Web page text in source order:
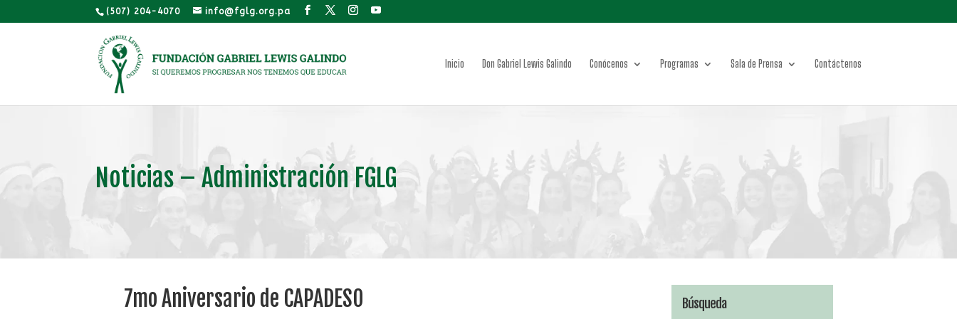
(507) 204-4070 info@fglg.org.pa
Inicio Don Gabriel Lewis Galindo Conócenos Programas Sala de Prensa Contáctenos
Noticias – Administración FGLG
7mo Aniversario de CAPADESO Búsqueda